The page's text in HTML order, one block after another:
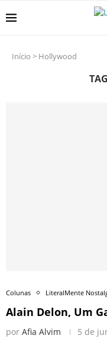
Início > Hollywood
Colunas LiteralMente
Alain Delon, Um
por Afia Alvim 5 de